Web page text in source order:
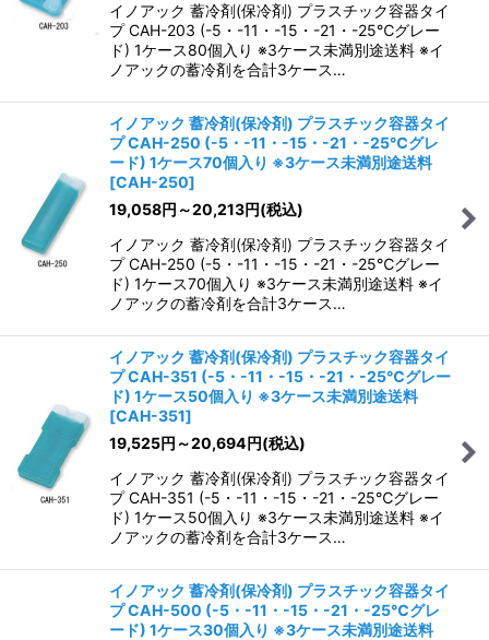
イノアック 蓄冷剤(保冷剤) プラスチック容器タイ
プ CAH-203 (-5・-11・-15・-21・-25℃グレー
ド) 1ケース80個入り ※3ケース未満別途送料 ※イ
ノアックの蓄冷剤を合計3ケース…
イノアック 蓄冷剤(保冷剤) プラスチック容器タイ
プ CAH-250 (-5・-11・-15・-21・-25℃グレ
ード) 1ケース70個入り ※3ケース未満別途送料
[CAH-250]
19,058円 ～20,213円(税込)
イノアック 蓄冷剤(保冷剤) プラスチック容器タイ
プ CAH-250 (-5・-11・-15・-21・-25℃グレー
ド) 1ケース70個入り ※3ケース未満別途送料 ※イ
ノアックの蓄冷剤を合計3ケース…
イノアック 蓄冷剤(保冷剤) プラスチック容器タイ
プ CAH-351 (-5・-11・-15・-21・-25℃グレー
ド) 1ケース50個入り ※3ケース未満別途送料
[CAH-351]
19,525円 ～20,694円(税込)
イノアック 蓄冷剤(保冷剤) プラスチック容器タイ
プ CAH-351 (-5・-11・-15・-21・-25℃グレー
ド) 1ケース50個入り ※3ケース未満別途送料 ※イ
ノアックの蓄冷剤を合計3ケース…
イノアック 蓄冷剤(保冷剤) プラスチック容器タイ
プ CAH-500 (-5・-11・-15・-21・-25℃グレ
ード) 1ケース30個入り ※3ケース未満別途送料